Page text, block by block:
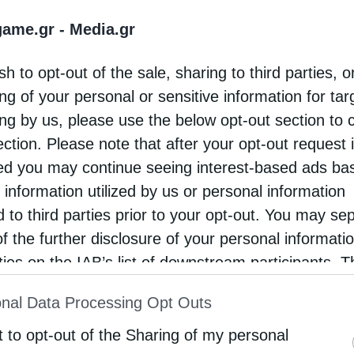
- Media.gr
to opt-out of the sale, sharing to third parties,
of your personal or sensitive information for
by us, please use the below opt-out section to
Please note that after your opt-out request
you may continue seeing interest-based ads
information utilized by us or personal information
to third parties prior to your opt-out. You may
the further disclosure of your personal
on the IAB’s list of downstream participants.
of Downstream Participantsthat may further
parties.
Data Processing Opt Outs
to opt-out of the Sharing of my personal
ΗΛΕΚΤΡΙΣΜΟΣ
Ρεύμα: Διατηρείται η πίεση στις τιμές
χονδρικής
Στα 140 ευρώ/MWh η μέση τιμή ρεύματος το
επιβολή πλαφόν επί τάπητος στη συνάντηση με τεχνικό
της Κομισιόν την Παρασκευή
Από Newsroom 18 Νοεμβρίου 2024
ΗΛΕΚΤΡΙΣΜΟΣ